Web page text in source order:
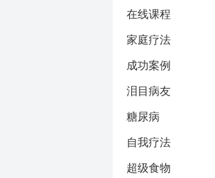
在线课程
家庭疗法
成功案例
泪目病友
糖尿病
自我疗法
超级食物